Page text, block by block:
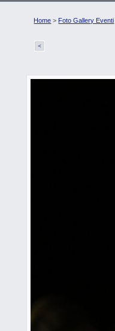
Home > Foto Gallery Eventi